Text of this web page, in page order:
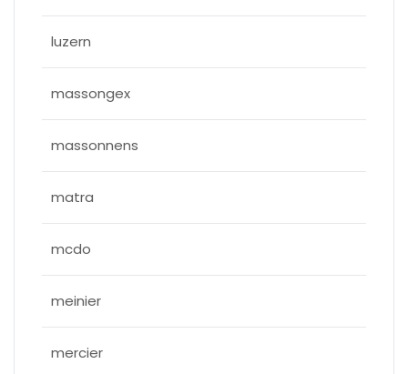
luzern
massongex
massonnens
matra
mcdo
meinier
mercier